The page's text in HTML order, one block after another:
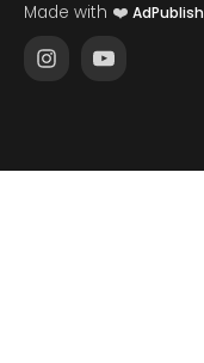
Made with ❤️ AdPublish